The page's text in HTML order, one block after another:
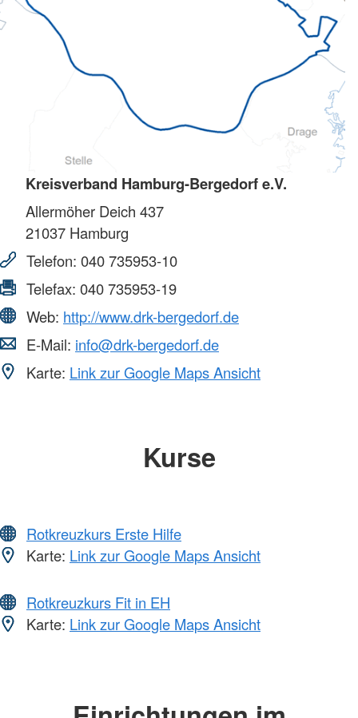
Kreisverband Hamburg-Bergedorf e.V.
Allermöher Deich 437
21037 Hamburg
Telefon: 040 735953-10
Telefax: 040 735953-19
Web: http://www.drk-bergedorf.de
E-Mail: info@drk-bergedorf.de
Karte: Link zur Google Maps Ansicht
Kurse
Rotkreuzkurs Erste Hilfe
Karte: Link zur Google Maps Ansicht
Rotkreuzkurs Fit in EH
Karte: Link zur Google Maps Ansicht